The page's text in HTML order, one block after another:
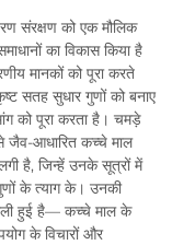
संरक्षण को एक मौलिक
का विकास किया है
मानकों को पूरा करते
सतह सुधार गुणों को बनाए
को पूरा करता है। चमड़े
जैव-आधारित कच्चे माल
है, जिन्हें उनके सूत्रों में
के त्याग के। उनकी
हुई है— कच्चे माल के
के विचारों और